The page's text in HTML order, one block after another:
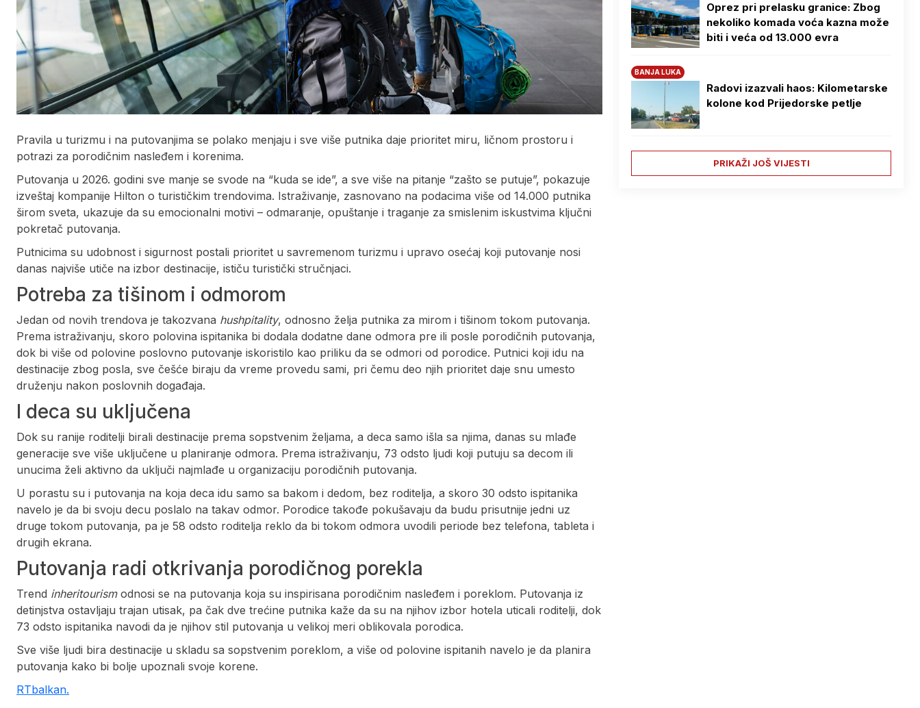
Pravila u turizmu i na putovanjima se polako menjaju i sve više putnika daje prioritet miru, ličnom prostoru i
potrazi za porodičnim nasleđem i korenima.
Putovanja u 2026. godini sve manje se svode na “kuda se ide”, a sve više na pitanje “zašto se putuje”, pokazuje
izveštaj kompanije Hilton o turističkim trendovima. Istraživanje, zasnovano na podacima više od 14.000 putnika
širom sveta, ukazuje da su emocionalni motivi – odmaranje, opuštanje i traganje za smislenim iskustvima ključni
pokretač putovanja.
Putnicima su udobnost i sigurnost postali prioritet u savremenom turizmu i upravo osećaj koji putovanje nosi
danas najviše utiče na izbor destinacije, ističu turistički stručnjaci.
Potreba za tišinom i odmorom
Jedan od novih trendova je takozvana hushpitality, odnosno želja putnika za mirom i tišinom tokom putovanja.
Prema istraživanju, skoro polovina ispitanika bi dodala dodatne dane odmora pre ili posle porodičnih putovanja,
dok bi više od polovine poslovno putovanje iskoristilo kao priliku da se odmori od porodice. Putnici koji idu na
destinacije zbog posla, sve češće biraju da vreme provedu sami, pri čemu deo njih prioritet daje snu umesto
druženju nakon poslovnih događaja.
I deca su uključena
Dok su ranije roditelji birali destinacije prema sopstvenim željama, a deca samo išla sa njima, danas su mlađe
generacije sve više uključene u planiranje odmora. Prema istraživanju, 73 odsto ljudi koji putuju sa decom ili
unucima želi aktivno da uključi najmlađe u organizaciju porodičnih putovanja.
U porastu su i putovanja na koja deca idu samo sa bakom i dedom, bez roditelja, a skoro 30 odsto ispitanika
navelo je da bi svoju decu poslalo na takav odmor. Porodice takođe pokušavaju da budu prisutnije jedni uz
druge tokom putovanja, pa je 58 odsto roditelja reklo da bi tokom odmora uvodili periode bez telefona, tableta i
drugih ekrana.
Putovanja radi otkrivanja porodičnog porekla
Trend inheritourismodnosi se na putovanja koja su inspirisana porodičnim nasleđem i poreklom. Putovanja iz
detinjstva ostavljaju trajan utisak, pa čak dve trećine putnika kaže da su na njihov izbor hotela uticali roditelji, dok
73 odsto ispitanika navodi da je njihov stil putovanja u velikoj meri oblikovala porodica.
Sve više ljudi bira destinacije u skladu sa sopstvenim poreklom, a više od polovine ispitanih navelo je da planira
putovanja kako bi bolje upoznali svoje korene.
RTbalkan.
Oprez pri prelasku granice: Zbog
nekoliko komada voća kazna može
biti i veća od 13.000 evra
BANJA LUKA
Radovi izazvali haos: Kilometarske
kolone kod Prijedorske petlje
PRIKAŽI JOŠ VIJESTI